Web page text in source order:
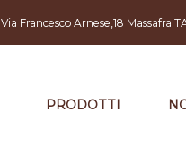
Via Francesco Arnese,18 Massafra
PRODOTTI